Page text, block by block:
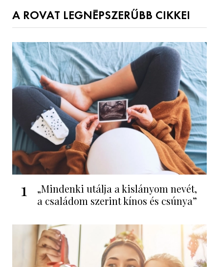
A ROVAT LEGNÉPSZERŰBB CIKKEI
1
„Mindenki utálja a kislányom nevét,
a családom szerint kínos és csúnya”